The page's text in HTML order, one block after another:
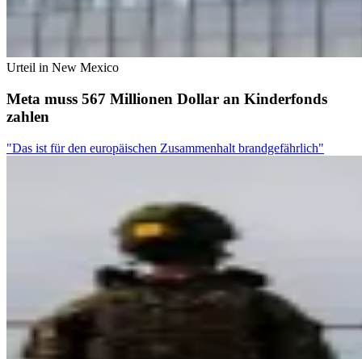
Urteil in New Mexico
Meta muss 567 Millionen Dollar an Kinderfonds
zahlen
"Das ist für den europäischen Zusammenhalt brandgefährlich"